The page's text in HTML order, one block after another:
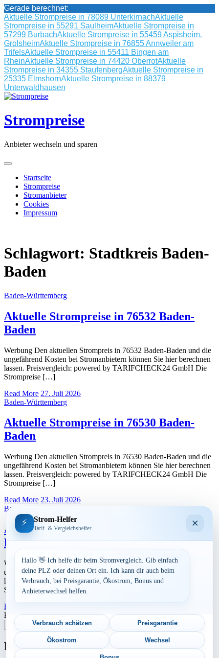
Gerade berechnet:
Aktuelle Strompreise in 78089 UnterkirnachAktuelle
Strompreise in 55291 SaulheimAktuelle Strompreise in
57299 BurbachAktuelle Strompreise in 55459 Aspisheim,
GrolsheimAktuelle Strompreise in 76855 Annweiler am
TrifelsAktuelle Strompreise in 55411 Bingen am
RheinAktuelle Strompreise in 74420 OberrotAktuelle
Strompreise in 34355 StaufenbergAktuelle Strompreise in
25335 ElmshornAktuelle Strompreise in 88379
Unterwaldhausen
Skip
content
Strompreise
Anbieter wechseln und sparen
Startseite
Strompreise
Stromanbieter
Cookies
Impressum
Schlagwort: Stadtkreis Baden-
Baden
Baden-Württemberg
Aktuelle Strompreise in 76532 Baden-
Baden
Werbung Den aktuellen Strompreis in 76532 Baden-Baden und die
ungefährend Kosten bei Stromanbietern können Sie hier berechnen
lassen. Preisvergleich: powered by TARIFCHECK24 GmbH Die
Strompreise […]
Read More 27. Juli 2026
Baden-Württemberg
Aktuelle Strompreise in 76530 Baden-
Baden
Werbung Den aktuellen Strompreis in 76530 Baden-Baden und die
ungefährend Kosten bei Stromanbietern können Sie hier berechnen
lassen. Preisvergleich: powered by TARIFCHECK24 GmbH Die
Strompreise […]
Read More 23. Juli 2026
Baden-Württemberg
Aktuelle Strompreise in 76534 Baden-
Baden
Werbung Den aktuellen Strompreis in 76534 Baden-Baden und die
ungefährend Kosten bei Stromanbietern können Sie hier berechnen
lassen. Preisvergleich: powered by TARIFCHECK24 GmbH Die
Strompreise […]
Read More
Postleitzahl eingeben
Suchen
Neu berechnet
⚡ Strom-Helfer
Tarif- & Vergleichshelfer ×
Hallo 👋 Ich helfe dir beim Stromvergleich. Gib einfach
deine PLZ oder deinen Ort ein. Ich kann dir auch beim
Verbrauch, bei Preisgarantie, Ökostrom, Bonus und
Anbieterwechsel helfen.
Verbrauch schätzen Preisgarantie
Ökostrom Wechsel